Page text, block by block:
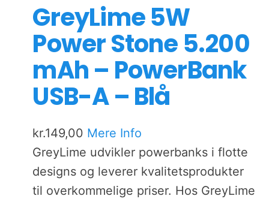
GreyLime 5W
Power Stone 5.200
mAh – PowerBank
USB-A – Blå
kr.149,00 Mere Info
GreyLime udvikler powerbanks i flotte
designs og leverer kvalitetsprodukter
til overkommelige priser. Hos GreyLime